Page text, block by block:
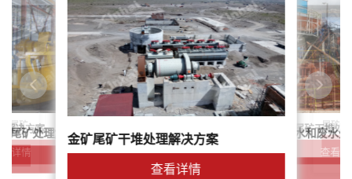
尾矿
解决方案
详情
尾矿处理解决方案简介金矿尾矿干堆处理解决方案
查看详情
鑫海尾矿处理系统：尾矿水和废水
解决方案
针对稀土尾矿干堆处
查看
尾矿干